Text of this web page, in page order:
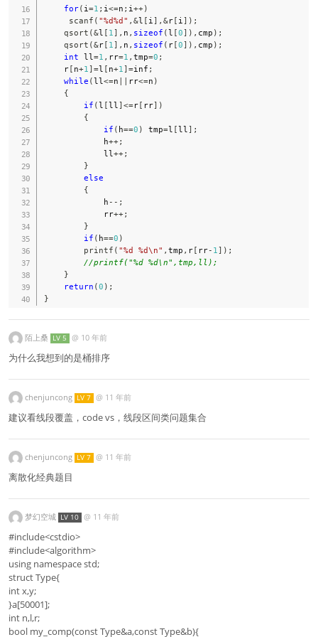
for( i =1 ; i <=n ; i ++)
scanf ( "%d%d" , &l [ i ] , &r[ i ] ) ;
qsort (&l [ 1 ] , n , sizeof (l [0] ) , cmp ) ;
qsort (&r[ 1 ] , n , sizeof ( r[0] ) , cmp ) ;
int ll =1 , rr=1 , tmp=0 ;
    r
[ n+1 ]=l [ n+1 ]=inf ;
while (ll <=n || rr<=n )
{
if (l [ll ]<=r[ rr] )
{
if ( h==0 ) tmp=l [ll ] ;
            h
++;
            ll
++;
}
else
{
            h
-- ;
            rr
++;
}
if ( h==0 )
printf ( "%d %d\n" , tmp , r[ rr- 1 ] ) ;
//printf("%d %d\n",tmp,ll);
}
return (0 ) ;
}
陌上桑 LV 5 @ 10 年前
为什么我想到的是桶排序
chenjuncong LV 7 @ 11 年前
建议看线段覆盖，code vs，线段区间类问题集合
chenjuncong LV 7 @ 11 年前
离散化经典题目
梦幻空城 LV 10 @ 11 年前
#include<cstdio>
#include<algorithm>
using namespace std;
struct Type{
int x,y;
}a[50001];
int n,l,r;
bool my_comp(const Type&a,const Type&b){